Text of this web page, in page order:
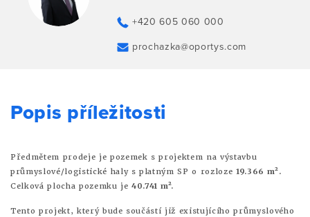
+420 605 060 000
prochazka@oportys.com
Popis příležitosti
Předmětem prodeje je pozemek s projektem na výstavbu
průmyslové/logistické haly s platným SP o rozloze19.366 m².
Celková plocha pozemku je40.741 m².
Tento projekt, který bude součástí již existujícího průmyslového